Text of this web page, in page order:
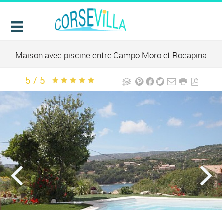
Maison avec piscine entre Campo Moro et Rocapina
5 / 5